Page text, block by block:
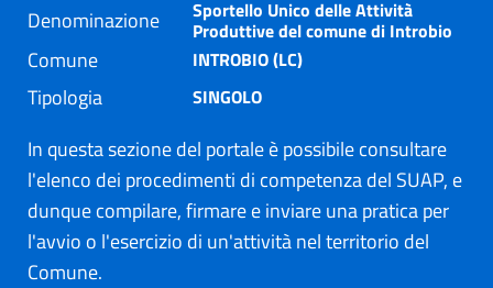
Denominazione Sportello Unico delle Attività
Produttive del comune di Introbio
Comune INTROBIO (LC)
Tipologia SINGOLO
In questa sezione del portale è possibile consultare
l'elenco dei procedimenti di competenza del SUAP, e
dunque compilare, firmare e inviare una pratica per
l'avvio o l'esercizio di un'attività nel territorio del
Comune.